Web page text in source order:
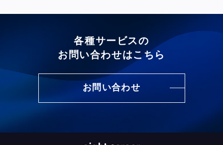
各種サービスの
お問い合わせはこちら
お問い合わせ